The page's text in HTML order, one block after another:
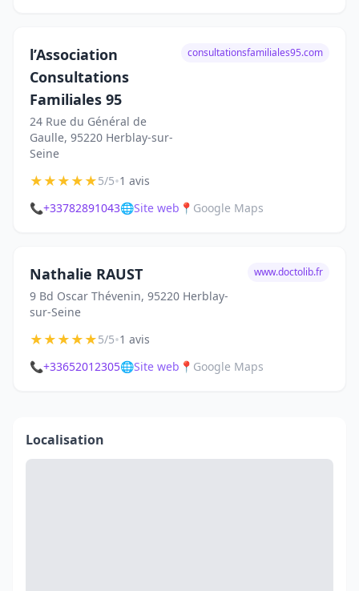
l’Association
Consultations
Familiales 95
24 Rue du Général de
Gaulle, 95220 Herblay-sur-
Seine
consultationsfamiliales95.com
★★★★★5/5•1 avis
📞+33782891043🌐Site web 📍 Google Maps
Nathalie RAUST
9 Bd Oscar Thévenin, 95220 Herblay-
sur-Seine
www.doctolib.fr
★★★★★5/5•1 avis
📞+33652012305🌐Site web 📍 Google Maps
Localisation